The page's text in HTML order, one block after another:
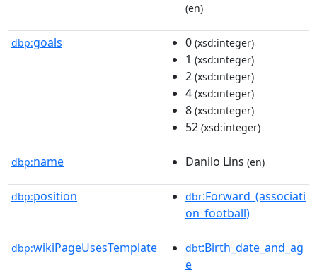
(en)
dbp:goals 0 (xsd:integer)
1 (xsd:integer)
2 (xsd:integer)
4 (xsd:integer)
8 (xsd:integer)
52 (xsd:integer)
dbp:name Danilo Lins (en)
dbp:position dbr:Forward_(associati
on_football)
dbp:wikiPageUsesTemplate dbt:Birth_date_and_ag
e